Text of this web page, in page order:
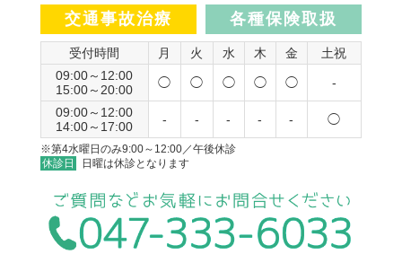
交通事故治療 各種保険取扱
受付時間 月 火 水 木 金
土祝
09:00～12:00
15:00～20:00
◯ ◯ ◯ ◯ ◯ -
09:00～12:00
14:00～17:00
- - - - - ◯
※第4水曜日のみ9:00～12:00／午後休診
休診日
日曜は休診となります